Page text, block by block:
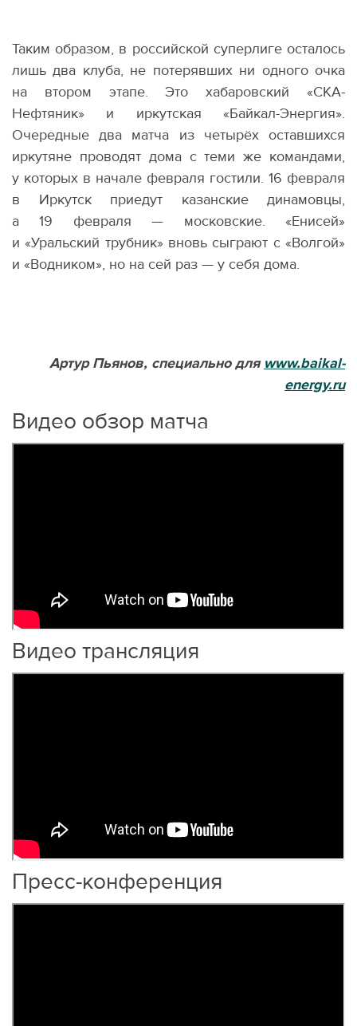
Таким образом, в российской суперлиге осталось
лишь два клуба, не потерявших ни одного очка
на втором этапе. Это хабаровский
«СКА-
Нефтяник» и иркутская
«Байкал-Энергия».
Очередные два матча из четырёх оставшихся
иркутяне проводят дома с теми же командами,
у которых в начале февраля гостили. 16 февраля
в Иркутск приедут казанские динамовцы,
а 19 февраля — московские. «Енисей»
и «Уральский трубник» вновь сыграют с «Волгой»
и «Водником», но на сей раз — у себя дома.
Артур Пьянов, специально для www.baikal-
energy.ru
Видео обзор матча
Видео трансляция
Пресс-конференция